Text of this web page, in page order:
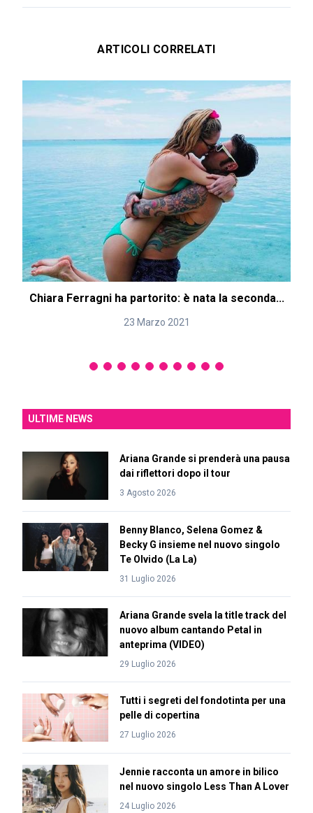
ARTICOLI CORRELATI
Chiara Ferragni ha partorito: è nata la seconda...
23 Marzo 2021
ULTIME NEWS
Ariana Grande si prenderà una pausa
dai riflettori dopo il tour
3 Agosto 2026
Benny Blanco, Selena Gomez &
Becky G insieme nel nuovo singolo
Te Olvido (La La)
31 Luglio 2026
Ariana Grande svela la title track del
nuovo album cantando Petal in
anteprima (VIDEO)
29 Luglio 2026
Tutti i segreti del fondotinta per una
pelle di copertina
27 Luglio 2026
Jennie racconta un amore in bilico
nel nuovo singolo Less Than A Lover
24 Luglio 2026